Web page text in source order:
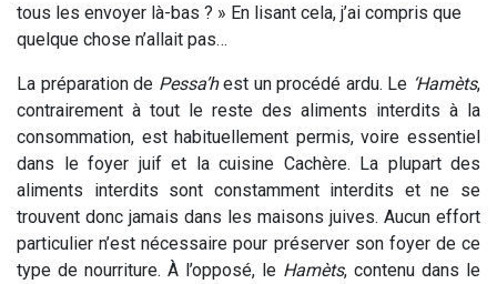
tous les envoyer là-bas ? » En lisant cela, j’ai compris que
quelque chose n’allait pas…
La préparation de Pessa’hest un procédé ardu. Le ‘Hamèts,
contrairement à tout le reste des aliments interdits à la
consommation, est habituellement permis, voire essentiel
dans le foyer juif et la cuisine Cachère. La plupart des
aliments interdits sont constamment interdits et ne se
trouvent donc jamais dans les maisons juives. Aucun effort
particulier n’est nécessaire pour préserver son foyer de ce
type de nourriture. À l’opposé, le Hamèts, contenu dans le